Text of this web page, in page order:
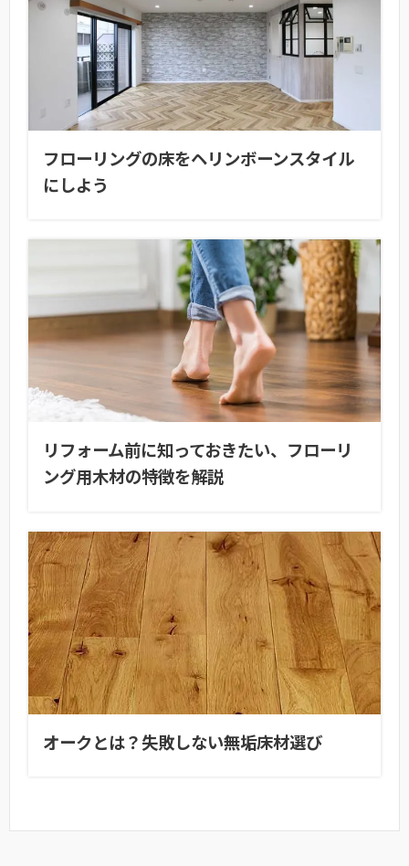
フローリングの床をヘリンボーンスタイル
にしよう
リフォーム前に知っておきたい、フローリ
ング用木材の特徴を解説
オークとは？失敗しない無垢床材選び